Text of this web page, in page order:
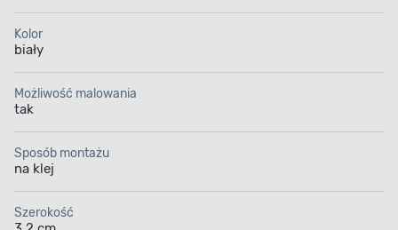
Kolor
biały
Możliwość malowania
tak
Sposób montażu
na klej
Szerokość